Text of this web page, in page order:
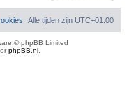
Alle tijden zijn UTC+01:00
© phpBB Limited
phpBB.nl